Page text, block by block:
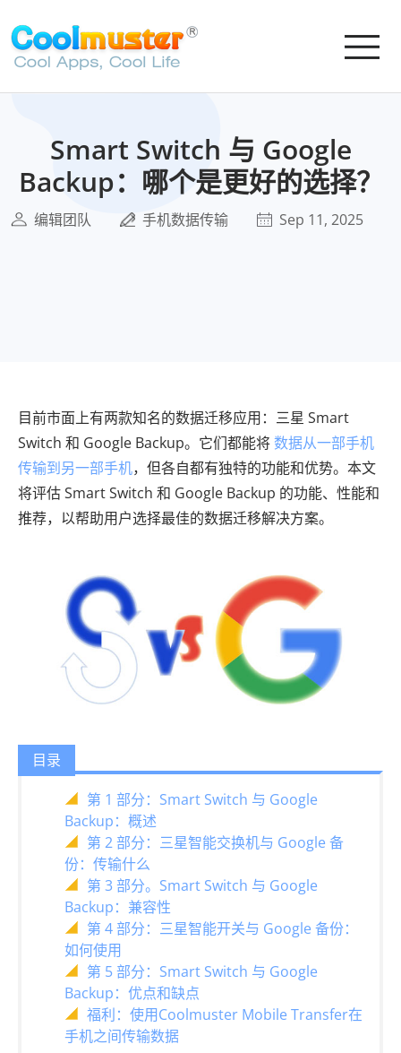
Smart Switch 与 Google
Backup：哪个是更好的选择？
编辑团队 手机数据传输 Sep 11, 2025
目前市面上有两款知名的数据迁移应用：三星 Smart
Switch 和 Google Backup。它们都能将数据从一部手机
传输到另一部手机，但各自都有独特的功能和优势。本文
将评估 Smart Switch 和 Google Backup 的功能、性能和
推荐，以帮助用户选择最佳的数据迁移解决方案。
目录
第 1 部分：Smart Switch 与 Google
Backup：概述
第 2 部分：三星智能交换机与 Google 备
份：传输什么
第 3 部分。Smart Switch 与 Google
Backup：兼容性
第 4 部分：三星智能开关与 Google 备份：
如何使用
第 5 部分：Smart Switch 与 Google
Backup：优点和缺点
福利：使用Coolmuster Mobile Transfer在
手机之间传输数据